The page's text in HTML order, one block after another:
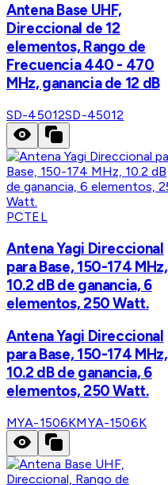
Antena Base UHF,
Direccional de 12
elementos, Rango de
Frecuencia 440 - 470
MHz, ganancia de 12 dB
SD-45012SD-45012
PCTEL
Antena Yagi Direccional
para Base, 150-174 MHz,
10.2 dB de ganancia, 6
elementos, 250 Watt.
Antena Yagi Direccional
para Base, 150-174 MHz,
10.2 dB de ganancia, 6
elementos, 250 Watt.
MYA-1506KMYA-1506K